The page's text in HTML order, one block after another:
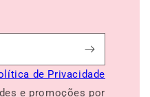
de Privacidade
e promoções por